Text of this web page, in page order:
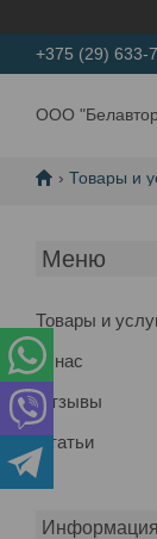
+375 (29) 633-
ООО
Товары и
Товары и
О нас
Отзывы
Статьи
Информация